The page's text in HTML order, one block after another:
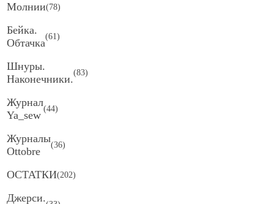
Молнии(78)
Бейка.
Обтачка
(61)
Шнуры.
Наконечники.
(83)
Журнал
Ya_sew
(44)
Журналы
Ottobre
(36)
ОСТАТКИ(202)
Джерси.